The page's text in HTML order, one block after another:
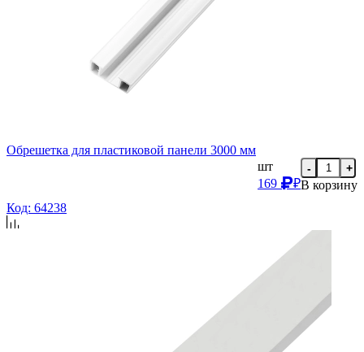
Обрешетка для пластиковой панели 3000 мм
шт
169
₽
- +
В корзину
Код: 64238